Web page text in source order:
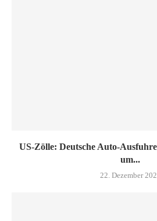
US-Zölle: Deutsche Auto-
um...
22. Dezember